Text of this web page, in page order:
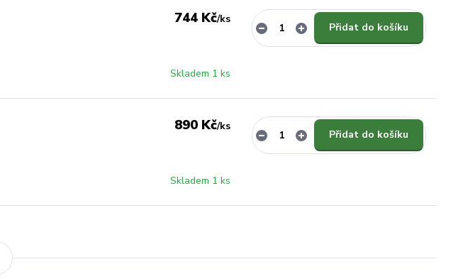
744 Kč/ks
Skladem 1 ks
Přidat do košíku
890 Kč/ks
Skladem 1 ks
Přidat do košíku